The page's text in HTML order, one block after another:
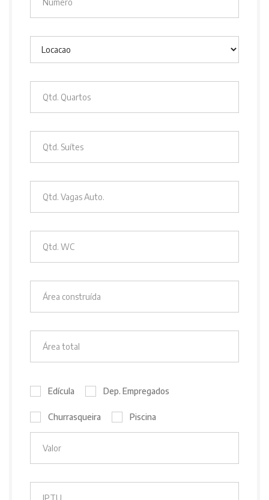
Edícula Dep. Empregados
Churrasqueira Piscina